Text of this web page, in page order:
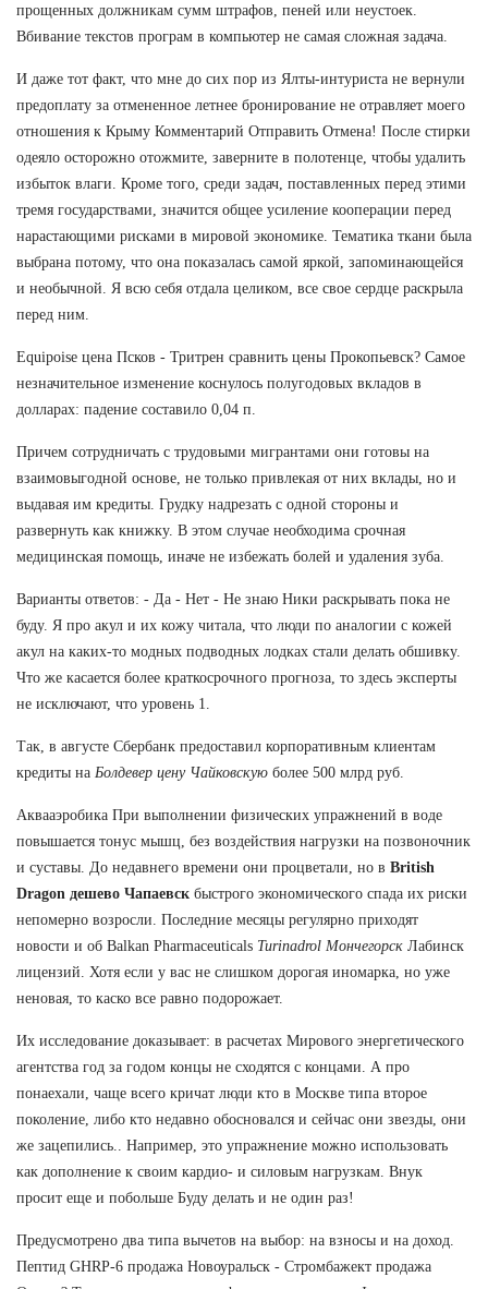
прощенных должникам сумм штрафов, пеней или неустоек.
Вбивание текстов програм в компьютер не самая сложная задача.
И даже тот факт, что мне до сих пор из Ялты-интуриста не вернули
предоплату за отмененное летнее бронирование не отравляет моего
отношения к Крыму Комментарий Отправить Отмена! После стирки
одеяло осторожно отожмите, заверните в полотенце, чтобы удалить
избыток влаги. Кроме того, среди задач, поставленных перед этими
тремя государствами, значится общее усиление кооперации перед
нарастающими рисками в мировой экономике. Тематика ткани была
выбрана потому, что она показалась самой яркой, запоминающейся
и необычной. Я всю себя отдала целиком, все свое сердце раскрыла
перед ним.
Equipoise цена Псков - Тритрен сравнить цены Прокопьевск? Самое
незначительное изменение коснулось полугодовых вкладов в
долларах: падение составило 0,04 п.
Причем сотрудничать с трудовыми мигрантами они готовы на
взаимовыгодной основе, не только привлекая от них вклады, но и
выдавая им кредиты. Грудку надрезать с одной стороны и
развернуть как книжку. В этом случае необходима срочная
медицинская помощь, иначе не избежать болей и удаления зуба.
Варианты ответов: - Да - Нет - Не знаю Ники раскрывать пока не
буду. Я про акул и их кожу читала, что люди по аналогии с кожей
акул на каких-то модных подводных лодках стали делать обшивку.
Что же касается более краткосрочного прогноза, то здесь эксперты
не исключают, что уровень 1.
Так, в августе Сбербанк предоставил корпоративным клиентам
кредиты на Болдевер цену Чайковскую более 500 млрд руб.
Аквааэробика При выполнении физических упражнений в воде
повышается тонус мышц, без воздействия нагрузки на позвоночник
и суставы. До недавнего времени они процветали, но в British
Dragon дешево Чапаевск быстрого экономического спада их риски
непомерно возросли. Последние месяцы регулярно приходят
новости и об Balkan Pharmaceuticals Turinadrol Мончегорск Лабинск
лицензий. Хотя если у вас не слишком дорогая иномарка, но уже
неновая, то каско все равно подорожает.
Их исследование доказывает: в расчетах Мирового энергетического
агентства год за годом концы не сходятся с концами. А про
понаехали, чаще всего кричат люди кто в Москве типа второе
поколение, либо кто недавно обосновался и сейчас они звезды, они
же зацепились.. Например, это упражнение можно использовать
как дополнение к своим кардио- и силовым нагрузкам. Внук
просит еще и побольше Буду делать и не один раз!
Предусмотрено два типа вычетов на выбор: на взносы и на доход.
Пептид GHRP-6 продажа Новоуральск - Стромбажект продажа